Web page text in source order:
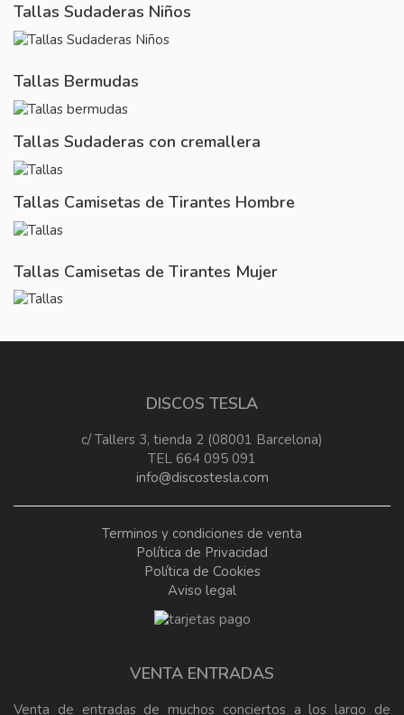
Tallas Sudaderas Niños
Tallas Bermudas
Tallas Sudaderas con cremallera
Tallas Camisetas de Tirantes Hombre
Tallas Camisetas de Tirantes Mujer
DISCOS TESLA
c/ Tallers 3, tienda 2 (08001 Barcelona)
TEL 664 095 091
info@discostesla.com
Terminos y condiciones de venta
Política de Privacidad
Política de Cookies
Aviso legal
VENTA ENTRADAS
Venta de entradas de muchos conciertos a los largo de